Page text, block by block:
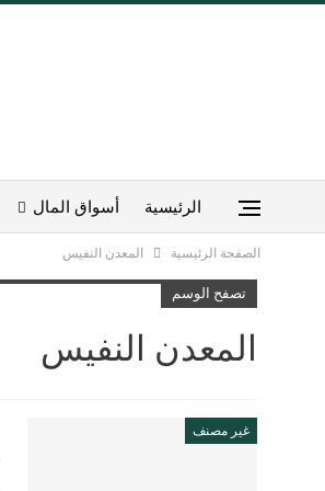
الرئيسية أسواق المال
الصفحة الرئيسية المعدن النفيس
تصفح الوسم
المعدن النفيس
غير مصنف